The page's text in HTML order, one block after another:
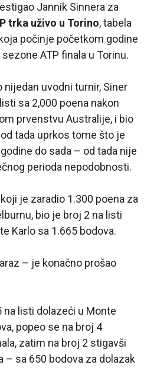
Jannik Sinnera za
trka uživo u Torino, tabela
počinje početkom godine
ATP finala u Torinu.
nijedan uvodni turnir, Siner
sa 2,000 poena nakon
prvenstvu Australije, i bio
tada uprkos tome što je
do sada – od tada nije
perioda nepodobnosti.
je zaradio 1.300 poena za
bio je broj 2 na listi
Karlo sa 1.665 bodova.
– je konačno prošao
na listi dolazeći u Monte
popeo se na broj 4
zatim na broj 2 stigavši
– sa 650 bodova za dolazak